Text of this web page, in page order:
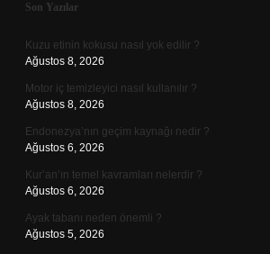
Sidebar
Son Yazılar
Kuzu etinin kokusu nasıl yok edilir ?
Ağustos 8, 2026
Motor iç temizleyici nasıl kullanılır ?
Ağustos 8, 2026
Endonezya’nın geçim kaynağı nedir ?
Ağustos 6, 2026
Kur’an’ın temel kavramları nelerdir ?
Ağustos 6, 2026
Ayak tabanı neden önemli ?
Ağustos 5, 2026